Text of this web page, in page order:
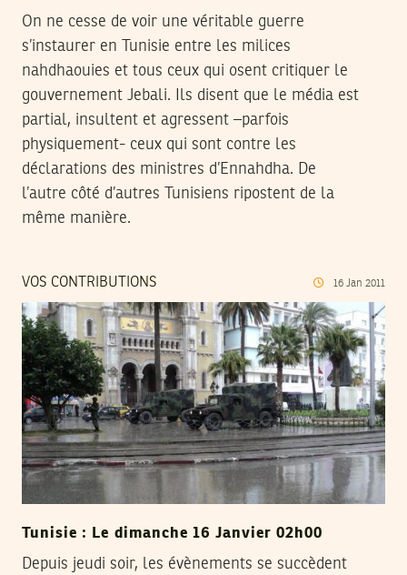
On ne cesse de voir une véritable guerre
s’instaurer en Tunisie entre les milices
nahdhaouies et tous ceux qui osent critiquer le
gouvernement Jebali. Ils disent que le média est
partial, insultent et agressent –parfois
physiquement- ceux qui sont contre les
déclarations des ministres d’Ennahdha. De
l’autre côté d’autres Tunisiens ripostent de la
même manière.
VOS CONTRIBUTIONS 16 Jan 2011
Tunisie : Le dimanche 16 Janvier 02h00
Depuis jeudi soir, les évènements se succèdent